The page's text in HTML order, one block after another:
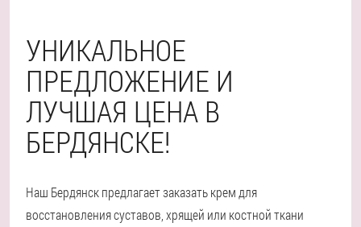
УНИКАЛЬНОЕ
ПРЕДЛОЖЕНИЕ И
ЛУЧШАЯ ЦЕНА В
БЕРДЯНСКЕ!
Наш Бердянск предлагает заказать крем для
восстановления суставов, хрящей или костной ткани